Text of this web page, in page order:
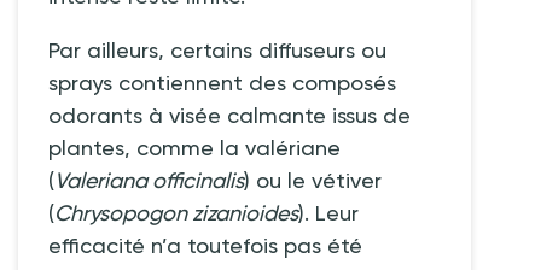
Par ailleurs, certains diffuseurs ou
sprays contiennent des composés
odorants à visée calmante issus de
plantes, comme la valériane
(Valeriana officinalis) ou le vétiver
(Chrysopogon zizanioides). Leur
efficacité n’a toutefois pas été